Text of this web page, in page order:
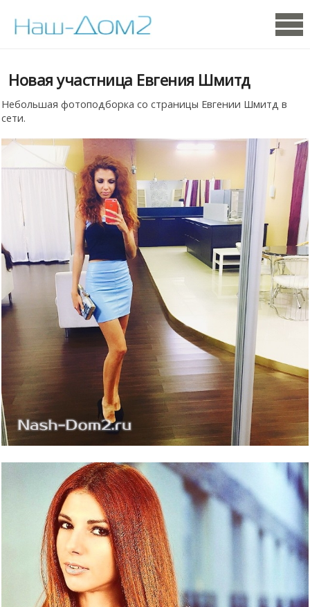
Новая участница Евгения Шмитд
Небольшая фотоподборка со страницы Евгении Шмитд в
сети.